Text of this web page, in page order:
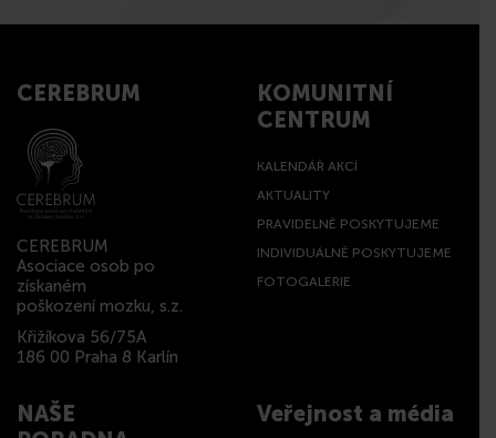
CEREBRUM
CEREBRUM
Asociace osob po
získaném
poškození mozku, s.z.
Křižíkova 56/75A
186 00 Praha 8 Karlín
KOMUNITNÍ
CENTRUM
KALENDÁŘ AKCÍ
AKTUALITY
PRAVIDELNĚ POSKYTUJEME
INDIVIDUÁLNĚ POSKYTUJEME
FOTOGALERIE
NAŠE
Veřejnost a média